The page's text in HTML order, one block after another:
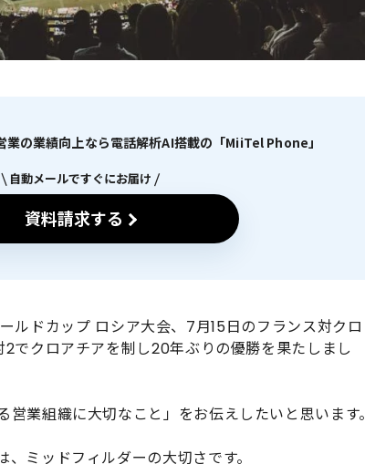
業の業績向上なら電話解析AI搭載の「MiiTel Phone」
自動メールですぐにお届け
資料請求する
ルドカップ ロシア大会、7月15日のフランス対クロ
でクロアチアを制し20年ぶりの優勝を果たしまし
業組織に大切なこと」をお伝えしたいと思います。
ミッドフィルダーの大切さです。